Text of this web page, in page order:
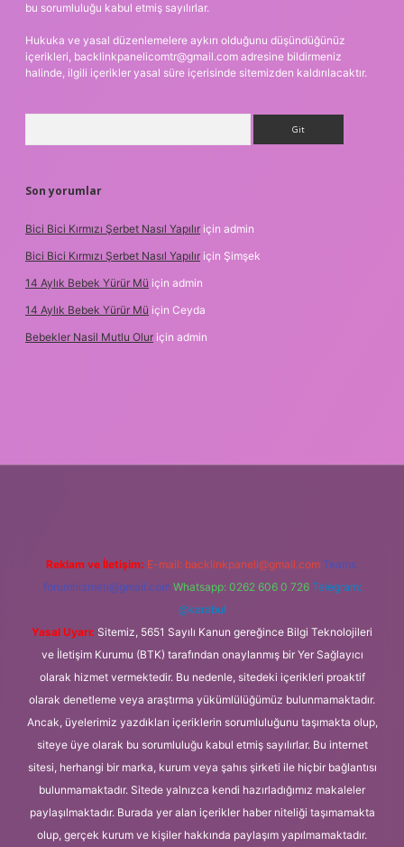
bu sorumluluğu kabul etmiş sayılırlar.
Hukuka ve yasal düzenlemelere aykırı olduğunu düşündüğünüz
içerikleri, backlinkpanelicomtr@gmail.com adresine bildirmeniz
halinde, ilgili içerikler yasal süre içerisinde sitemizden kaldırılacaktır.
Son yorumlar
Bici Bici Kırmızı Şerbet Nasıl Yapılır için admin
Bici Bici Kırmızı Şerbet Nasıl Yapılır için Şimşek
14 Aylık Bebek Yürür Mü için admin
14 Aylık Bebek Yürür Mü için Ceyda
Bebekler Nasil Mutlu Olur için admin
Reklam ve İletişim: E-mail: backlinkpaneli@gmail.com Teams:
forumhizmeti@gmail.com Whatsapp: 0262 606 0 726 Telegram:
@karabul
Yasal Uyarı: Sitemiz, 5651 Sayılı Kanun gereğince Bilgi Teknolojileri
ve İletişim Kurumu (BTK) tarafından onaylanmış bir Yer Sağlayıcı
olarak hizmet vermektedir. Bu nedenle, sitedeki içerikleri proaktif
olarak denetleme veya araştırma yükümlülüğümüz bulunmamaktadır.
Ancak, üyelerimiz yazdıkları içeriklerin sorumluluğunu taşımakta olup,
siteye üye olarak bu sorumluluğu kabul etmiş sayılırlar. Bu internet
sitesi, herhangi bir marka, kurum veya şahıs şirketi ile hiçbir bağlantısı
bulunmamaktadır. Sitede yalnızca kendi hazırladığımız makaleler
paylaşılmaktadır. Burada yer alan içerikler haber niteliği taşımamakta
olup, gerçek kurum ve kişiler hakkında paylaşım yapılmamaktadır.